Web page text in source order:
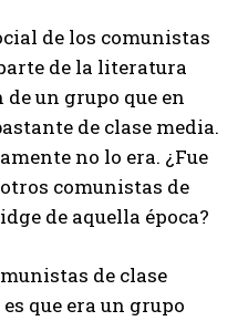
de los comunistas
de la literatura
un grupo que en
de clase media.
no lo era. ¿Fue
comunistas de
de aquella época?
de clase
que era un grupo